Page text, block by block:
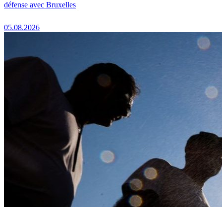
défense avec Bruxelles
05.08.2026